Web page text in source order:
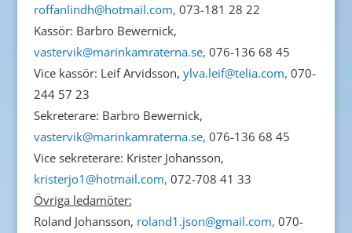
roffanlindh@hotmail.com, 073-181 28 22
Kassör: Barbro Bewernick,
vastervik@marinkamraterna.se, 076-136 68 45
Vice kassör: Leif Arvidsson, ylva.leif@telia.com, 070-
244 57 23
Sekreterare: Barbro Bewernick,
vastervik@marinkamraterna.se, 076-136 68 45
Vice sekreterare: Krister Johansson,
kristerjo1@hotmail.com, 072-708 41 33
Övriga ledamöter:
Roland Johansson, roland1.json@gmail.com, 070-